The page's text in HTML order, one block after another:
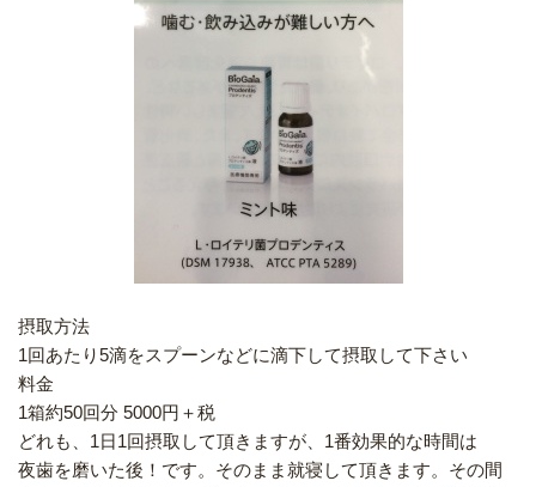
摂取方法
1回あたり5滴をスプーンなどに滴下して摂取して下さい
料金
1箱約50回分 5000円＋税
どれも、1日1回摂取して頂きますが、1番効果的な時間は
夜歯を磨いた後！です。そのまま就寝して頂きます。その間